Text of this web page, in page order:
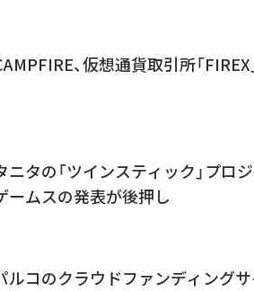
、仮想通貨取引所「
ニタの「ツインスティック」プ
ームスの発表が後押し
ルコのクラウドファンディング